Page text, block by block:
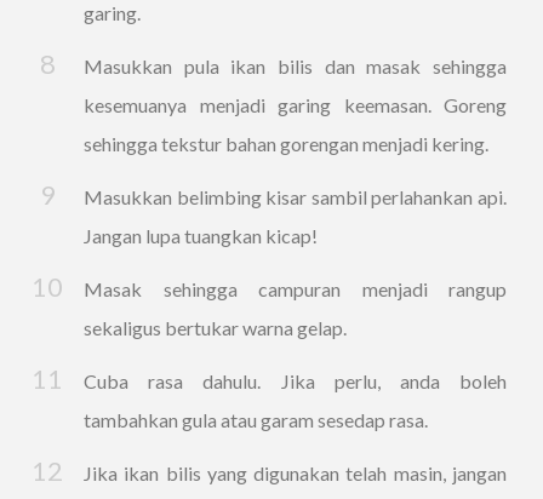
garing.
Masukkan pula ikan bilis dan masak sehingga
kesemuanya menjadi garing keemasan. Goreng
sehingga tekstur bahan gorengan menjadi kering.
Masukkan belimbing kisar sambil perlahankan api.
Jangan lupa tuangkan kicap!
Masak sehingga campuran menjadi rangup
sekaligus bertukar warna gelap.
Cuba rasa dahulu. Jika perlu, anda boleh
tambahkan gula atau garam sesedap rasa.
Jika ikan bilis yang digunakan telah masin, jangan